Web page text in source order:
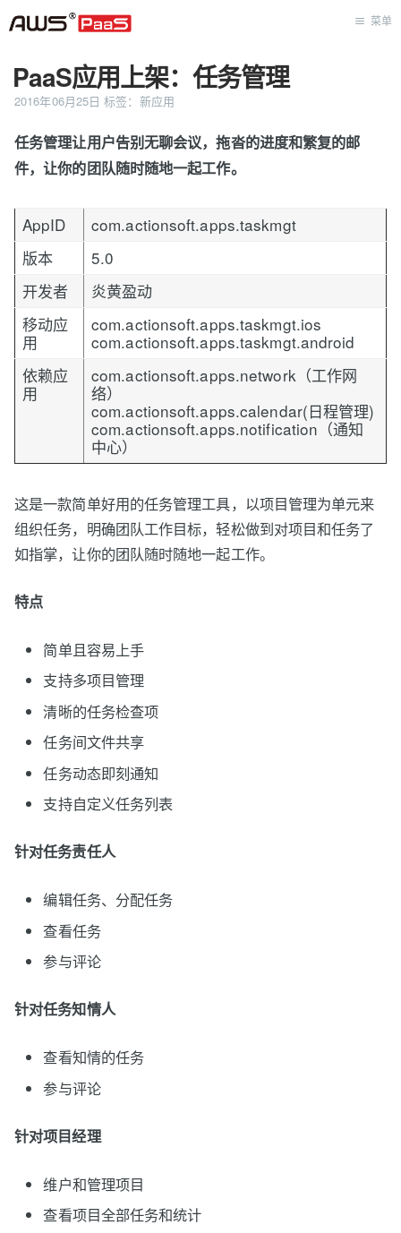
菜单
PaaS应用上架：任务管理
2016年06月25日 标签： 新应用
任务管理让用户告别无聊会议，拖沓的进度和繁复的邮
件，让你的团队随时随地一起工作。
AppID
com.actionsoft.apps.taskmgt
版本
5.0
开发者
炎黄盈动
移动应
用
com.actionsoft.apps.taskmgt.ios
com.actionsoft.apps.taskmgt.android
依赖应
用
com.actionsoft.apps.network（工作网
络）
com.actionsoft.apps.calendar(日程管理)
com.actionsoft.apps.notification（通知
中心）
这是一款简单好用的任务管理工具，以项目管理为单元来
组织任务，明确团队工作目标，轻松做到对项目和任务了
如指掌，让你的团队随时随地一起工作。
特点
简单且容易上手
支持多项目管理
清晰的任务检查项
任务间文件共享
任务动态即刻通知
支持自定义任务列表
针对任务责任人
编辑任务、分配任务
查看任务
参与评论
针对任务知情人
查看知情的任务
参与评论
针对项目经理
维户和管理项目
查看项目全部任务和统计